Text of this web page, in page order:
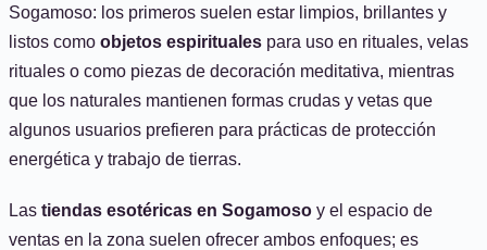
Sogamoso: los primeros suelen estar limpios, brillantes y
listos como objetos espirituales para uso en rituales, velas
rituales o como piezas de decoración meditativa, mientras
que los naturales mantienen formas crudas y vetas que
algunos usuarios prefieren para prácticas de protección
energética y trabajo de tierras.
Las tiendas esotéricas en Sogamoso y el espacio de
ventas en la zona suelen ofrecer ambos enfoques; es